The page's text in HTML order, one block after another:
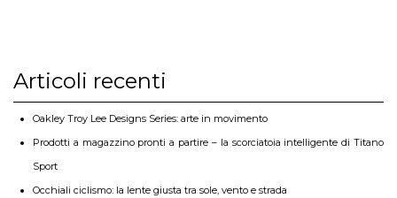
Articoli recenti
Oakley Troy Lee Designs Series: arte in movimento
Prodotti a magazzino pronti a partire – la scorciatoia intelligente di Titano
Sport
Occhiali ciclismo: la lente giusta tra sole, vento e strada